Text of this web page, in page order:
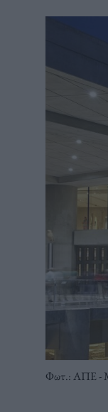
Φωτ.: ΑΠΕ -